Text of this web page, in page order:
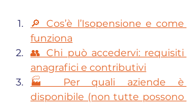
🔎 Cos’è l’Isopensione e come
funziona
👥 Chi può accedervi: requisiti
anagrafici e contributivi
🏭 Per quali aziende è
disponibile (non tutte possono